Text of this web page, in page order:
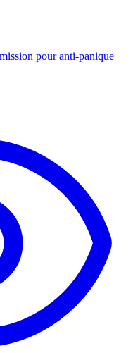
pour anti-panique